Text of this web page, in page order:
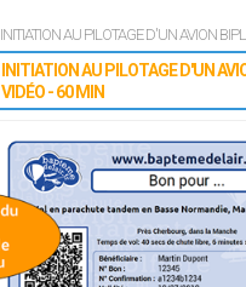
INITIATION AU PILOTAGE D'UN AVION
INITIATION AU PILOTAGE D'UN
VIDÉO - 60 MIN